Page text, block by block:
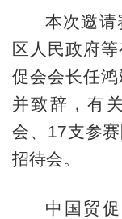
本次邀请
区人民政府
促会会长任
并致辞，有
会、17支参
招待会。
中国贸